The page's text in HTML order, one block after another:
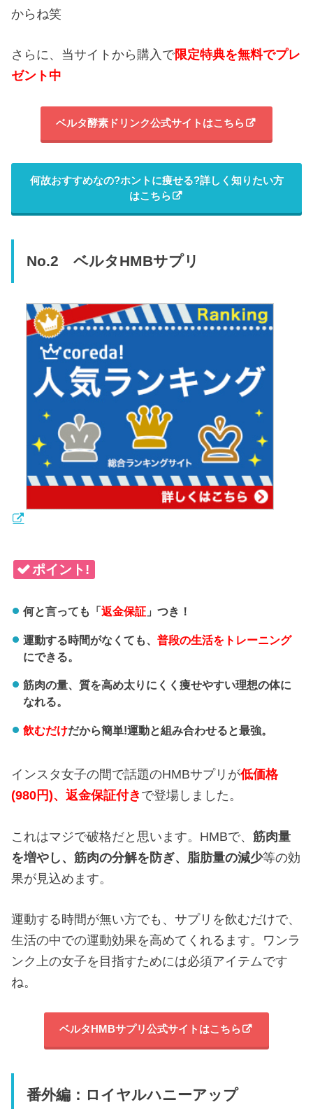
からね笑
さらに、当サイトから購入で限定特典を無料でプレ
ゼント中
ベルタ酵素ドリンク公式サイトはこちら
何故おすすめなの?ホントに痩せる?詳しく知りたい方
はこちら
No.2 ベルタHMBサプリ
ポイント!
何と言っても「 返金保証」つき！
運動する時間がなくても、 普段の生活をトレーニング
にできる。
筋肉の量、質を高め太りにくく痩せやすい理想の体に
なれる。
飲むだけだから簡単!運動と組み合わせると最強。
インスタ女子の間で話題のHMBサプリが低価格
(980円)、返金保証付き で登場しました。
これはマジで破格だと思います。HMBで、筋肉量
を増やし、筋肉の分解を防ぎ、 脂肪量の減少等の効
果が見込めます。
運動する時間が無い方でも、サプリを飲むだけで、
生活の中での運動効果を高めてくれるます。ワンラ
ンク上の女子を目指すためには必須アイテムです
ね。
ベルタHMBサプリ公式サイトはこちら
番外編：ロイヤルハニーアップ